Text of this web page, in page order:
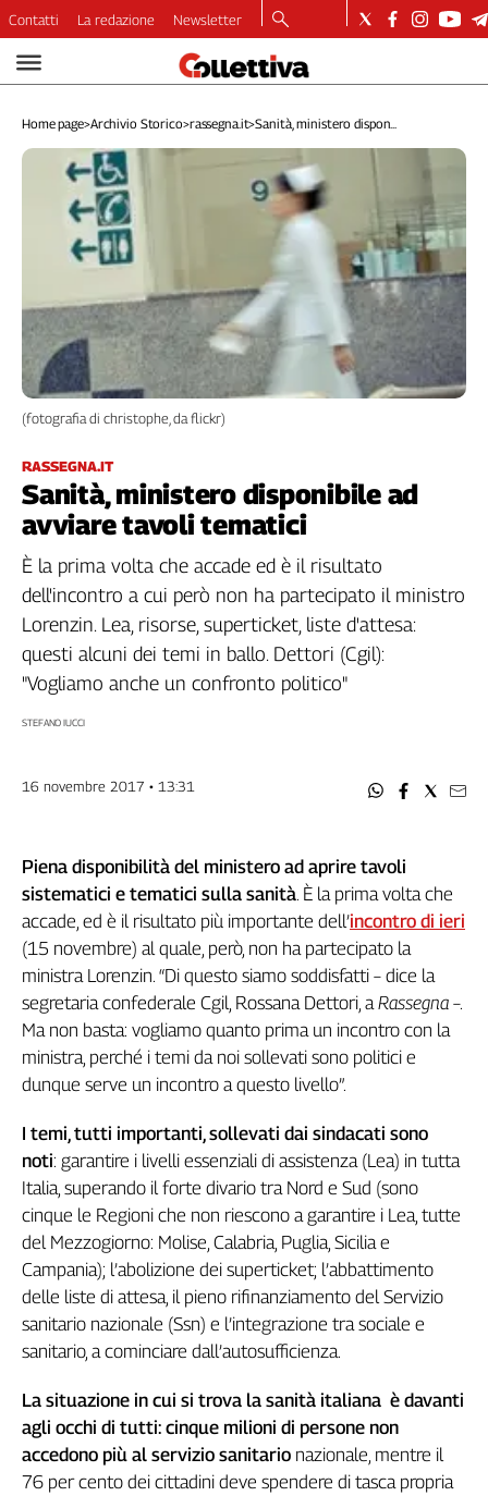
Video
Dirette
Longform
Copertine
Economia
Diritti
Welfare
Italia
Internazionale
Culture
Categorie
Filcams
Filctem
Fillea
Filt
Fiom
Flai
Fp
Slc
Caaf
Speciali
G8
di
Genova,
il
della
ragione
anni
Cgil
Collettiva
Academy
Collettiva
Play
Rubriche
Collettiva
La
settimana
Collettiva
Girasoli
Contatti La redazione Newsletter
Home page>Archivio Storico>rassegna.it>Sanità, ministero dispon...
RASSEGNA.IT
Sanità, ministero disponibile ad
avviare tavoli tematici
(fotografia di christophe, da flickr)
È la prima volta che accade ed è il risultato
dell'incontro a cui però non ha partecipato il ministro
Lorenzin. Lea, risorse, superticket, liste d'attesa:
questi alcuni dei temi in ballo. Dettori (Cgil):
"Vogliamo anche un confronto politico"
STEFANO IUCCI
16 novembre 2017 • 13:31
Piena disponibilità del ministero ad aprire tavoli
sistematici e tematici sulla sanità. È la prima volta che
accade, ed è il risultato più importante dell’incontro di ieri
(15 novembre) al quale, però, non ha partecipato la
ministra Lorenzin. “Di questo siamo soddisfatti – dice la
segretaria confederale Cgil, Rossana Dettori, a Rassegna –.
Ma non basta: vogliamo quanto prima un incontro con la
ministra, perché i temi da noi sollevati sono politici e
dunque serve un incontro a questo livello”.
I temi, tutti importanti, sollevati dai sindacati sono
noti: garantire i livelli essenziali di assistenza (Lea) in tutta
Italia, superando il forte divario tra Nord e Sud (sono
cinque le Regioni che non riescono a garantire i Lea, tutte
del Mezzogiorno: Molise, Calabria, Puglia, Sicilia e
Campania); l’abolizione dei superticket; l’abbattimento
delle liste di attesa, il pieno rifinanziamento del Servizio
sanitario nazionale (Ssn) e l’integrazione tra sociale e
sanitario, a cominciare dall’autosufficienza.
La situazione in cui si trova la sanità italiana è davanti
agli occhi di tutti: cinque milioni di persone non
accedono più al servizio sanitario nazionale, mentre il
76 per cento dei cittadini deve spendere di tasca propria